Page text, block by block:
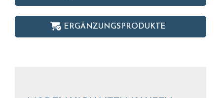
ERGÄNZUNGSPRODUKTE